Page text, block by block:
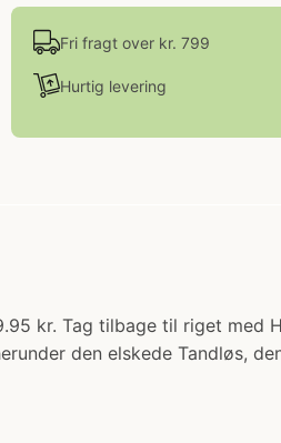
Fri fragt over kr. 799
Hurtig levering
kr. Tag tilbage til riget med
den elskede Tandløs,